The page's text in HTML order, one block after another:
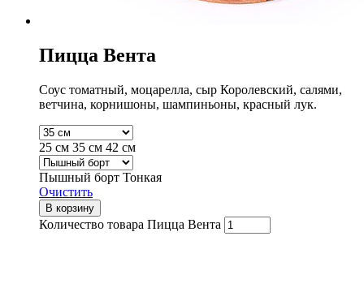
Пицца Вента
Соус томатный, моцарелла, сыр Королевский, салями,
ветчина, корнишоны, шампиньоны, красный лук.
25 см 35 см 42 см
Пышный борт Тонкая
Очистить
В корзину
Количество товара Пицца Вента